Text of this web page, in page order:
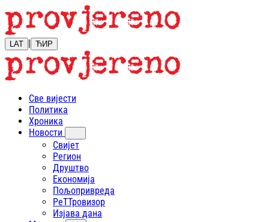
LAT | ЋИР
Све вијести
Политика
Хроника
Новости
Свијет
Регион
Друштво
Економија
Пољопривреда
РеТТровизор
Изјава дана